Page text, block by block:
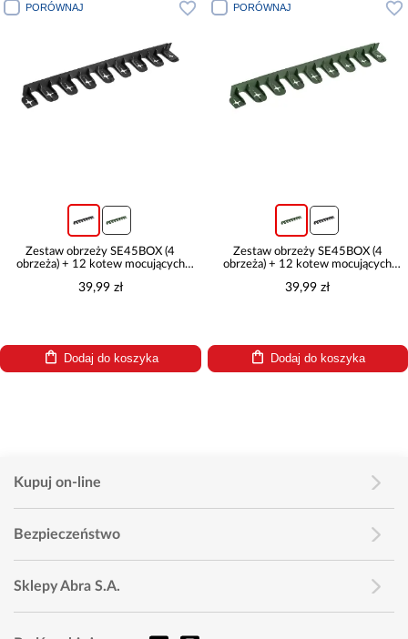
PORÓWNAJ
Zestaw obrzeży SE45BOX (4
obrzeża) + 12 kotew mocujących
39,99 zł
Dodaj do koszyka
PORÓWNAJ
Zestaw obrzeży SE45BOX (4
obrzeża) + 12 kotew mocujących
39,99 zł
Dodaj do koszyka
Kupuj on-line
Bezpieczeństwo
Sklepy Abra S.A.